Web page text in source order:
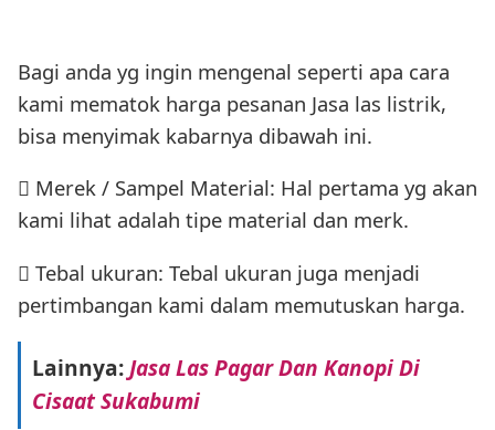
Bagi anda yg ingin mengenal seperti apa cara
kami mematok harga pesanan Jasa las listrik,
bisa menyimak kabarnya dibawah ini.
 Merek / Sampel Material: Hal pertama yg akan
kami lihat adalah tipe material dan merk.
 Tebal ukuran: Tebal ukuran juga menjadi
pertimbangan kami dalam memutuskan harga.
Lainnya:Jasa Las Pagar Dan Kanopi Di
Cisaat Sukabumi